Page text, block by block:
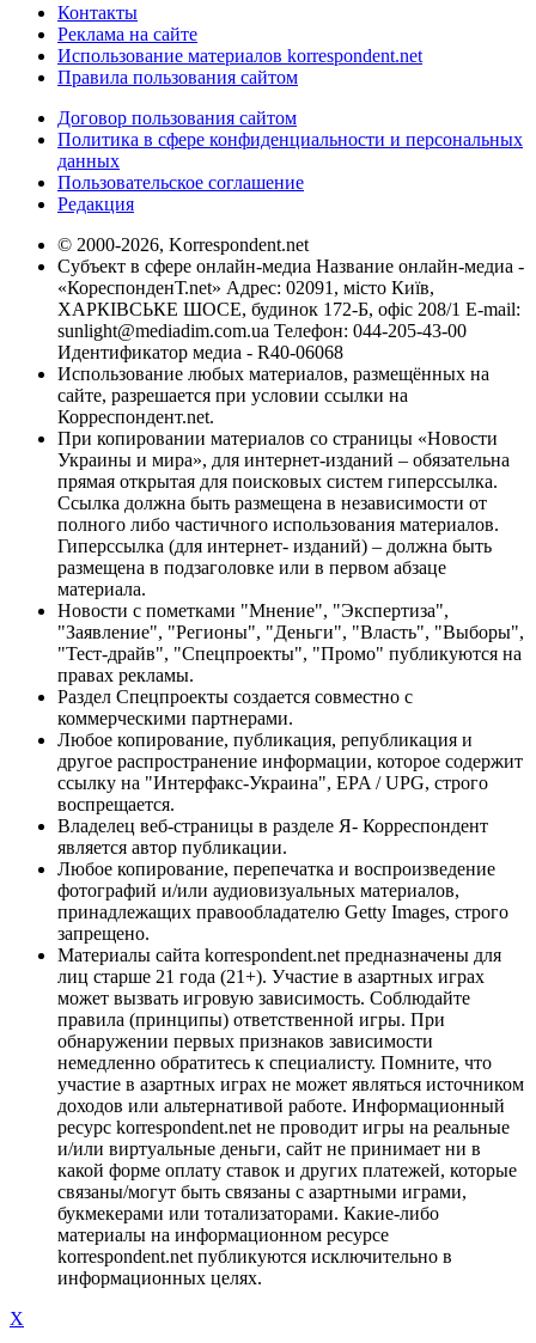
Контакты
Реклама на сайте
Использование материалов korrespondent.net
Правила пользования сайтом
Договор пользования сайтом
Политика в сфере конфиденциальности и персональных
данных
Пользовательское соглашение
Редакция
© 2000-2026, Korrespondent.net
Субъект в сфере онлайн-медиа Название онлайн-медиа -
«КореспонденТ.net» Адрес: 02091, місто Київ,
ХАРКІВСЬКЕ ШОСЕ, будинок 172-Б, офіс 208/1 E-mail:
sunlight@mediadim.com.ua Телефон: 044-205-43-00
Идентификатор медиа - R40-06068
Использование любых материалов, размещённых на
сайте, разрешается при условии ссылки на
Корреспондент.net.
При копировании материалов со страницы «Новости
Украины и мира», для интернет-изданий – обязательна
прямая открытая для поисковых систем гиперссылка.
Ссылка должна быть размещена в независимости от
полного либо частичного использования материалов.
Гиперссылка (для интернет- изданий) – должна быть
размещена в подзаголовке или в первом абзаце
материала.
Новости с пометками "Мнение", "Экспертиза",
"Заявление", "Регионы", "Деньги", "Власть", "Выборы",
"Тест-драйв", "Спецпроекты", "Промо" публикуются на
правах рекламы.
Раздел Спецпроекты создается совместно с
коммерческими партнерами.
Любое копирование, публикация, републикация и
другое распространение информации, которое содержит
ссылку на "Интерфакс-Украина", EPA / UPG, строго
воспрещается.
Владелец веб-страницы в разделе Я- Корреспондент
является автор публикации.
Любое копирование, перепечатка и воспроизведение
фотографий и/или аудиовизуальных материалов,
принадлежащих правообладателю Getty Images, строго
запрещено.
Материалы сайта korrespondent.net предназначены для
лиц старше 21 года (21+). Участие в азартных играх
может вызвать игровую зависимость. Соблюдайте
правила (принципы) ответственной игры. При
обнаружении первых признаков зависимости
немедленно обратитесь к специалисту. Помните, что
участие в азартных играх не может являться источником
доходов или альтернативой работе. Информационный
ресурс korrespondent.net не проводит игры на реальные
и/или виртуальные деньги, сайт не принимает ни в
какой форме оплату ставок и других платежей, которые
связаны/могут быть связаны с азартными играми,
букмекерами или тотализаторами. Какие-либо
материалы на информационном ресурсе
korrespondent.net публикуются исключительно в
информационных целях.
X